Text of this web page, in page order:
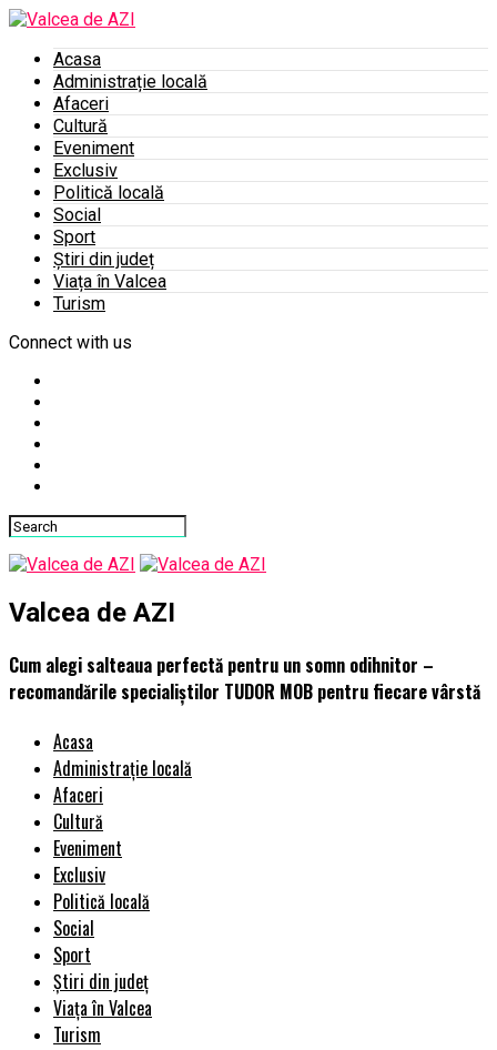
Acasa
Administrație locală
Afaceri
Cultură
Eveniment
Exclusiv
Politică locală
Social
Sport
Știri din județ
Viața în Valcea
Turism
Connect with us
Valcea de AZI
Cum alegi salteaua perfectă pentru un somn odihnitor –
recomandările specialiștilor TUDOR MOB pentru fiecare vârstă
Acasa
Administrație locală
Afaceri
Cultură
Eveniment
Exclusiv
Politică locală
Social
Sport
Știri din județ
Viața în Valcea
Turism